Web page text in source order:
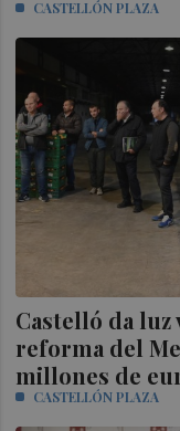
CASTELLÓN PLAZA
Castelló da
reforma del
millones de
CASTELLÓN PLAZA